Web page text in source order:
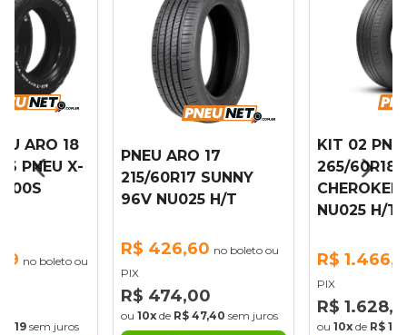
ARO 18
PNEU X-
100S
no boleto ou
sem juros
PNEU ARO 17
215/60R17 SUNNY
96V NU025 H/T
R$ 426,60 no boleto ou
PIX
R$ 474,00
ou 10x de R$ 47,40 sem juros
KIT 02
265/60R18
CHEROKEE
NU025 H/T
R$
PIX
R$
ou 10x de R$